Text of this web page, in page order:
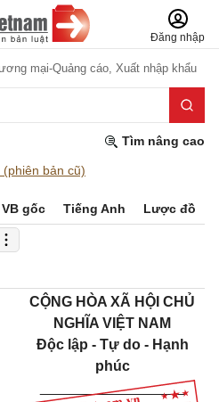
Đăng nhập
mại-Quảng cáo, Xuất nhập khẩu
Tìm nâng cao
bản cũ)
VB gốc Tiếng Anh Lược đồ
CỘNG HÒA XÃ HỘI CHỦ
NGHĨA VIỆT NAM
Độc lập - Tự do - Hạnh
phúc
__________________